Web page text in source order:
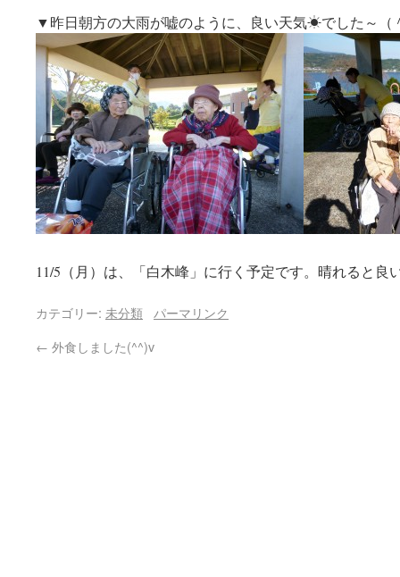
▼昨日朝方の大雨が嘘のように、良い天気☀でした～
11/5（月）は、「白木峰」に行く予定です。晴れると良
カテゴリー: 未分類
パーマリンク
← 外食しました(^^)v